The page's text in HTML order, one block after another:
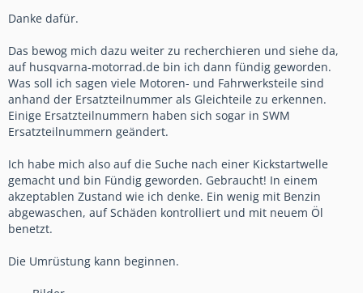
Danke dafür.
Das bewog mich dazu weiter zu recherchieren und siehe da,
auf husqvarna-motorrad.de bin ich dann fündig geworden.
Was soll ich sagen viele Motoren- und Fahrwerksteile sind
anhand der Ersatzteilnummer als Gleichteile zu erkennen.
Einige Ersatzteilnummern haben sich sogar in SWM
Ersatzteilnummern geändert.
Ich habe mich also auf die Suche nach einer Kickstartwelle
gemacht und bin Fündig geworden. Gebraucht! In einem
akzeptablen Zustand wie ich denke. Ein wenig mit Benzin
abgewaschen, auf Schäden kontrolliert und mit neuem Öl
benetzt.
Die Umrüstung kann beginnen.